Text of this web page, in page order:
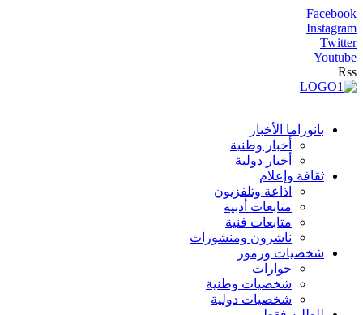
Facebook
Instagram
Twitter
Youtube
Rss
بانوراما الأخبار
أخبار وطنية
أخبار دولية
ثقافة وإعلام
اذاعة وتلفزيون
متابعات أدبية
متابعات فنية
ناشرون ومنشورات
شخصيات ورموز
حوارات
شخصيات وطنية
شخصيات دولية